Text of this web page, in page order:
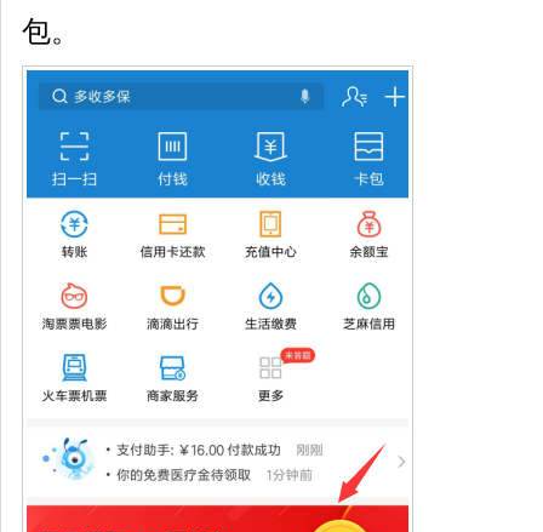
包。